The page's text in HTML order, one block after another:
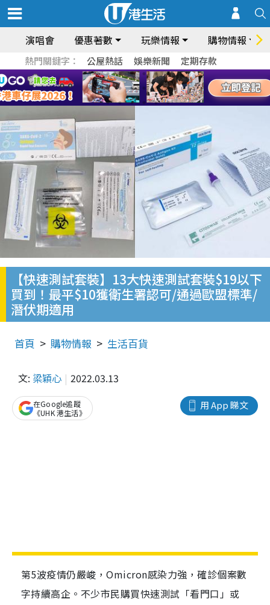
演唱會 優惠著數 玩樂情報 購物情報
熱門關鍵字： 公屋熱話 娛樂新聞 定期存款
【快速測試套裝】13大快速測試套裝$19以下
買到！最平$10獲衛生署認可/通過歐盟標準/
潛伏期適用
首頁 購物情報 生活百貨
文: 梁穎心 2022.03.13
用 App 睇文
在Google追蹤
《UHK 港生活》
第5波疫情仍嚴峻，Omicron感染力強，確診個案數
字持續高企。不少市民購買快速測試「看門口」或